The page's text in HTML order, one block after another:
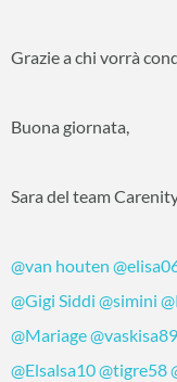
Grazie a chi vorrà
Buona giornata,
Sara del team
@van houten
@Gigi Siddi @simini
@Mariage@vaskisa89
@Elsalsa10@tigre58